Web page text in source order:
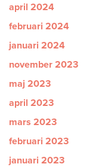
april 2024
februari 2024
januari 2024
november 2023
maj 2023
april 2023
mars 2023
februari 2023
januari 2023